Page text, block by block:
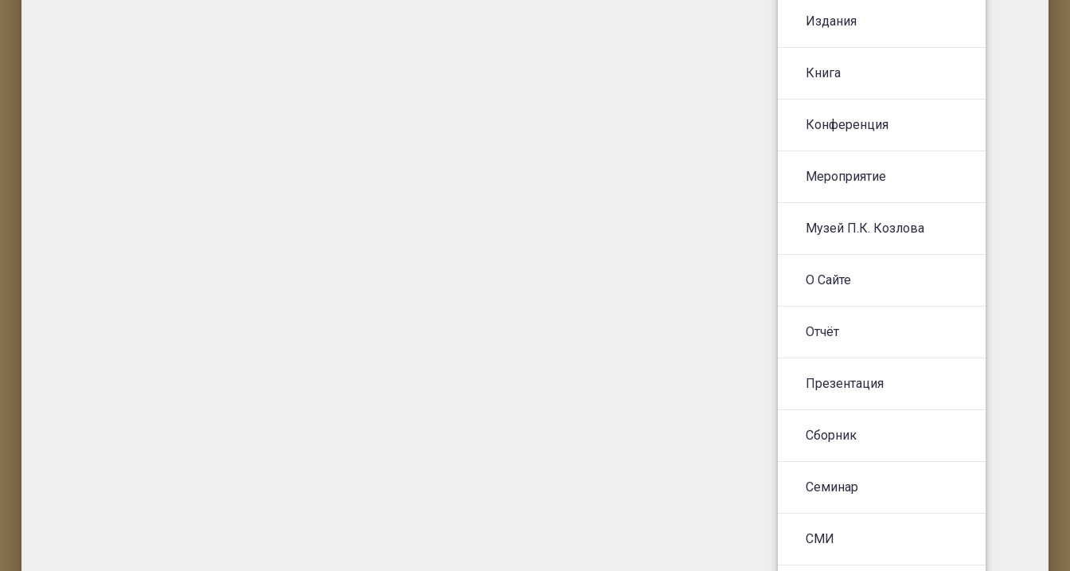
Издания
Книга
Конференция
Мероприятие
Музей П.К. Козлова
О Сайте
Отчёт
Презентация
Сборник
Семинар
СМИ